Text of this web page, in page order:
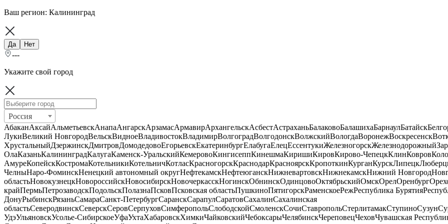
Ваш регион: Калининград
Да Нет
---
Укажите свой город
Россия
АбаканАксайАльметьевскАнапаАнгарскАрзамасАрмавирАрхангельскАсбестАстраханьБалаковоБалашихаБарнаулБатайск
ЛукиВеликий НовгородВельскВидноеВладивостокВладимирВолгоградВолгодонскВолжскийВологдаВоронежВоскресенск
ХрустальныйДзержинскДмитровДомодедовоЕгорьевскЕкатеринбургЕлабугаЕлецЕссентукиЖелезногорскЖелезнодорожный
ОлаКазаньКалининградКалугаКаменск-УральскийКемеровоКингисеппКинешмаКиришиКировКирово-ЧепецкКлинКовров
АмуреКопейскКостромаКотельникиКотельничКотласКрасногорскКраснодарКрасноярскКропоткинКурганКурскЛипецк
ЧелныНаро-ФоминскНенецкий автономный округНефтекамскНефтеюганскНижневартовскНижнекамскНижний Новгород
областьНовокузнецкНовороссийскНовосибирскНовочеркасскНогинскОбнинскОдинцовоОктябрьскийОмскОрелОренбург
крайПермьПетрозаводскПодольскПолазнаПсковПсковская областьПушкиноПятигорскРаменскоеРежРеспублика Бурятия
ДонуРыбинскРязаньСамараСанкт-ПетербургСаранскСарапулСаратовСахалинСахалинская
областьСеверодвинскСеверскСеровСерпуховСимферопольСлободскойСмоленскСочиСтавропольСтерлитамакСтупиноСузун
УдэУльяновскУсолье-СибирскоеУфаУхтаХабаровскХимкиЧайковскийЧебоксарыЧелябинскЧереповецЧеховЧувашская